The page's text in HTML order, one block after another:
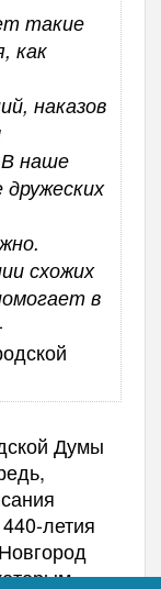
такие
как
наказов
В наше
схожих
в
Думы
летия